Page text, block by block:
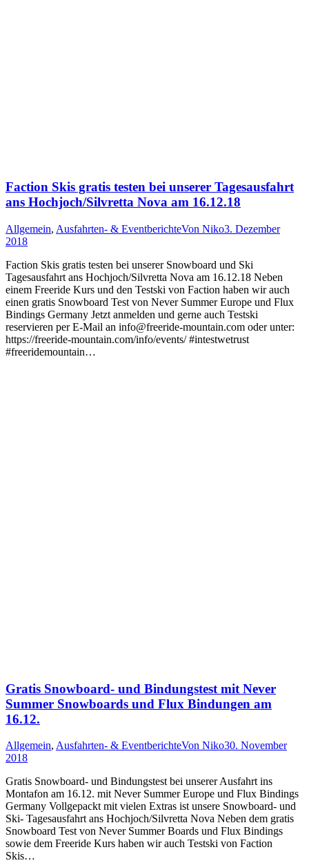
Faction Skis gratis testen bei unserer Tagesausfahrt
ans Hochjoch/Silvretta Nova am 16.12.18
Allgemein, Ausfahrten- & EventberichteVon Niko3. Dezember
2018
Faction Skis gratis testen bei unserer Snowboard und Ski
Tagesausfahrt ans Hochjoch/Silvretta Nova am 16.12.18 Neben
einem Freeride Kurs und den Testski von Faction haben wir auch
einen gratis Snowboard Test von Never Summer Europe und Flux
Bindings Germany Jetzt anmelden und gerne auch Testski
reservieren per E-Mail an info@freeride-mountain.com oder unter:
https://freeride-mountain.com/info/events/ #intestwetrust
#freeridemountain…
Gratis Snowboard- und Bindungstest mit Never
Summer Snowboards und Flux Bindungen am
16.12.
Allgemein, Ausfahrten- & EventberichteVon Niko30. November
2018
Gratis Snowboard- und Bindungstest bei unserer Ausfahrt ins
Montafon am 16.12. mit Never Summer Europe und Flux Bindings
Germany Vollgepackt mit vielen Extras ist unsere Snowboard- und
Ski- Tagesausfahrt ans Hochjoch/Silvretta Nova Neben dem gratis
Snowboard Test von Never Summer Boards und Flux Bindings
sowie dem Freeride Kurs haben wir auch Testski von Faction
Skis…